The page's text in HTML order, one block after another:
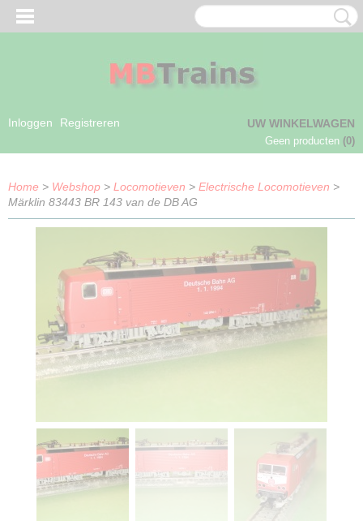
Inloggen Registreren UW WINKELWAGEN
Geen producten (0)
Home > Webshop > Locomotieven > Electrische Locomotieven >
Märklin 83443 BR 143 van de DB AG